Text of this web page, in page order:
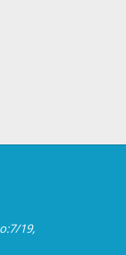
19,